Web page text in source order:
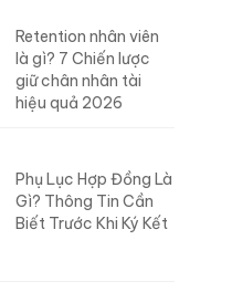
Retention nhân viên
là gì? 7 Chiến lược
giữ chân nhân tài
hiệu quả 2026
Phụ Lục Hợp Đồng Là
Gì? Thông Tin Cần
Biết Trước Khi Ký Kết